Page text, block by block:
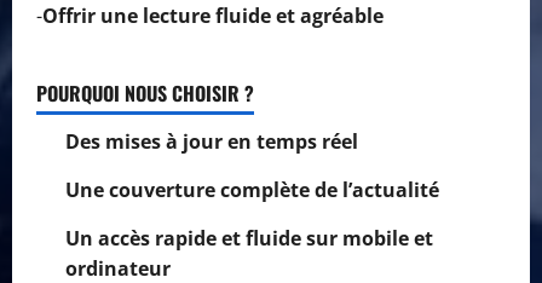
-Offrir une lecture fluide et agréable
POURQUOI NOUS CHOISIR ?
Des mises à jour en temps réel
Une couverture complète de l’actualité
Un accès rapide et fluide sur mobile et
ordinateur